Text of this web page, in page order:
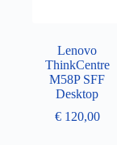
Lenovo
ThinkCentre
M58P SFF
Desktop
€120,00